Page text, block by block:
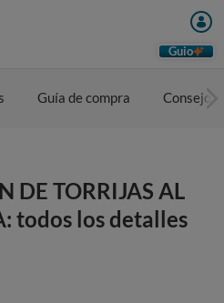
Guio
Guía de compra Consejos
DE TORRIJAS AL
todos los detalles